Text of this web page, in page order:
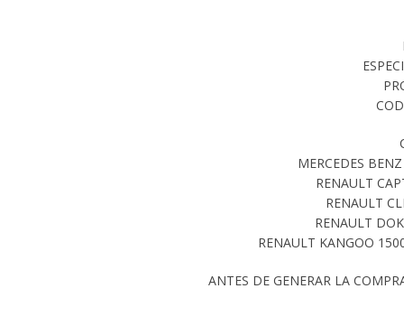
MERCEDES
RENAULT
RENAULT
RENAULT
RENAULT KANGOO
ANTES DE GENERAR LA